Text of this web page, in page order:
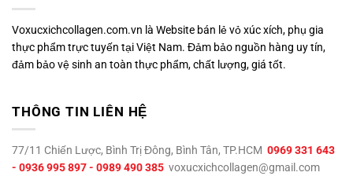
Voxucxichcollagen.com.vn là Website bán lẻ vỏ xúc xích, phụ gia
thực phẩm trực tuyến tại Việt Nam. Đảm bảo nguồn hàng uy tín,
đảm bảo vệ sinh an toàn thực phẩm, chất lượng, giá tốt.
THÔNG TIN LIÊN HỆ
77/11 Chiến Lược, Bình Trị Đông, Bình Tân, TP.HCM 0969 331 643
- 0936 995 897 - 0989 490 385 voxucxichcollagen@gmail.com